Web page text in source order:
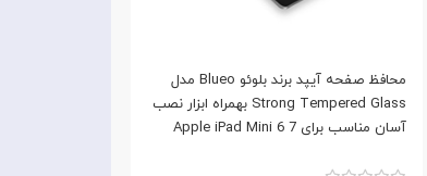
محافظ صفحه آیپد برند بلوئو Blueo مدل
Strong Tempered Glass بهمراه ابزار نصب
آسان مناسب برای Apple iPad Mini 6 7